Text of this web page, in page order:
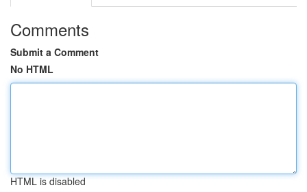
Comments
Submit a Comment
No HTML
HTML is disabled